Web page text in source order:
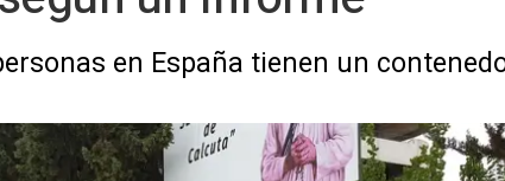
en España tienen un